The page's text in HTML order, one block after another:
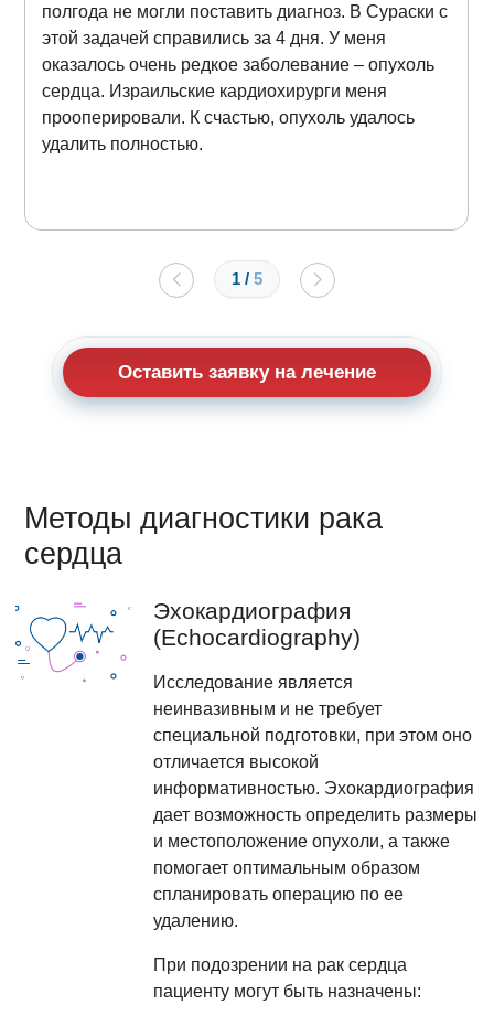
полгода не могли поставить диагноз. В Сураски с
этой задачей справились за 4 дня. У меня
оказалось очень редкое заболевание – опухоль
сердца. Израильские кардиохирурги меня
прооперировали. К счастью, опухоль удалось
удалить полностью.
1 / 5
Оставить заявку на лечение
Методы диагностики рака
сердца
Эхокардиография
(Echocardiography)
Исследование является
неинвазивным и не требует
специальной подготовки, при этом оно
отличается высокой
информативностью. Эхокардиография
дает возможность определить размеры
и местоположение опухоли, а также
помогает оптимальным образом
спланировать операцию по ее
удалению.
При подозрении на рак сердца
пациенту могут быть назначены: